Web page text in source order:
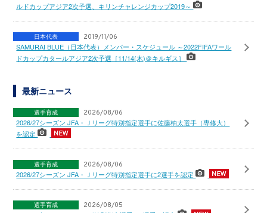
ルドカップアジア2次予選、キリンチャレンジカップ2019～
日本代表 2019/11/06
SAMURAI BLUE（日本代表）メンバー・スケジュール ～2022FIFAワール
ドカップカタールアジア2次予選［11/14(木)＠キルギス］
最新ニュース
選手育成 2026/08/06
2026/27シーズン JFA・Ｊリーグ特別指定選手に佐藤柚太選手（専修大）
を認定
選手育成 2026/08/06
2026/27シーズン JFA・Ｊリーグ特別指定選手に2選手を認定
選手育成 2026/08/05